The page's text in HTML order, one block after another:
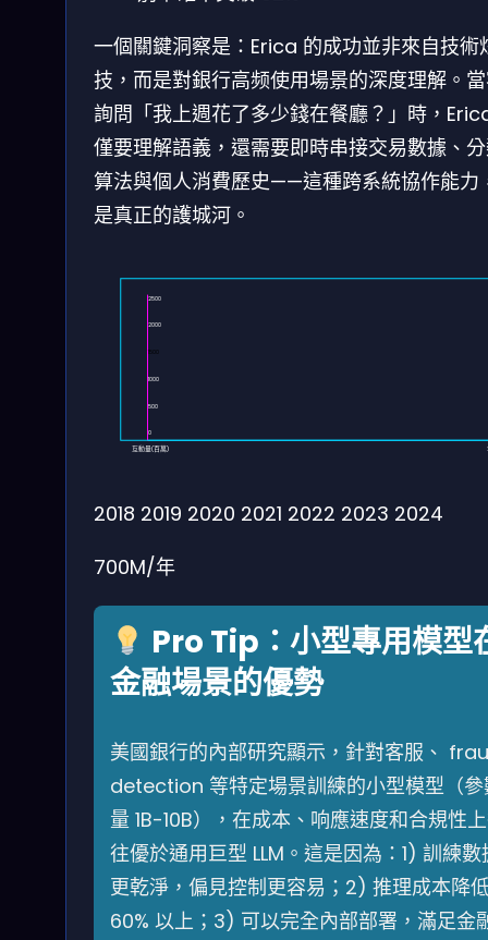
一個關鍵洞察是：Erica 的成功並非來自技術
技，而是對銀行高频使用場景的深度理解。
詢問「我上週花了多少錢在餐廳？」時，
僅要理解語義，還需要即時串接交易數據、
算法與個人消費歷史——這種跨系統協作能力
是真正的護城河。
互動量(百萬)
0
500
1000
2000
2500
2018 2019 2020 2021 2022 2023 2024
700M/年
Pro Tip：小型專用模型
金融場景的優勢
美國銀行的內部研究顯示，針對客服、
detection 等特定場景訓練的小型模型（參
量 1B-10B），在成本、响應速度和合規性
往優於通用巨型 LLM。這是因為：1) 訓練數
更乾淨，偏見控制更容易；2) 推理成本降
60% 以上；3) 可以完全內部部署，滿足金